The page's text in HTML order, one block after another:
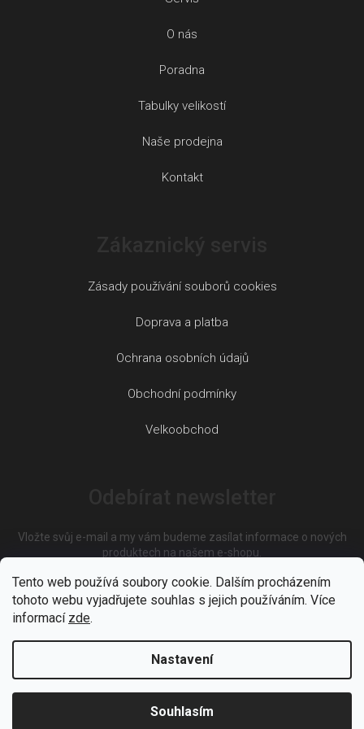
Tento web používá soubory cookie. Dalším procházením
tohoto webu vyjadřujete souhlas s jejich používáním. Více
informací zde.
Nastavení
Souhlasím
O nás
Poradna
Tabulky velikostí
Naše prodejna
Kontakt
Zásady používání souborů cookies
Doprava a platba
Ochrana osobních údajů
Obchodní podmínky
Velkoobchod
Vložte svůj e-mail a my vám budeme zasílat informace o nových
produktech na našem e-shopu.
E-mail
Vložením e-mailu souhlasíte spodmínkami ochrany osobních
údajů
PŘIHLÁSIT SE